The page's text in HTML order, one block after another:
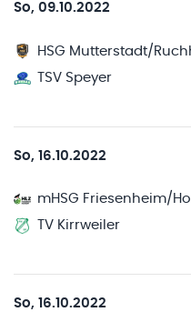
So, 09.10.2022
HSG Mutterstadt/
TSV Speyer
So, 16.10.2022
mHSG Friesenheim/
TV Kirrweiler
So, 16.10.2022